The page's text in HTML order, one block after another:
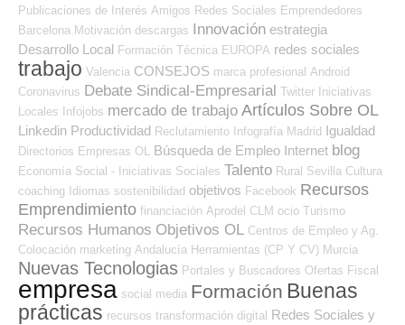
Publicaciones de Interés Amigos Redes Sociales Emprendedores
Barcelona Motivación descargas Innovación estrategia
Desarrollo Local Formación Técnica EUROPA redes sociales
trabajo Valencia CONSEJOS marca profesional Android
Coronavirus Debate Sindical-Empresarial Twitter Iniciativas
Locales Infojobs mercado de trabajo Artículos Sobre OL
Linkedin Productividad Reclutamiento Infografía Madrid Igualdad
Directorios Empresas OL Búsqueda de Empleo Internet blog
Economía Social - Iniciativas Sociales Talento Rural Sevilla Cultura
coaching Idiomas sostenibilidad objetivos Facebook Recursos
Emprendimiento financiación Aprodel CLM ocio Turismo
Recursos Humanos Objetivos OL Centros de Empleo y Ag.
Colocación marketing Andalucía Herramientas (CP Y CV) Murcia
Nuevas Tecnologias Portales y Buscadores Ofertas Fiscal
empresa social media Formación Buenas
prácticas recursos transformación digital Redes Sociales y